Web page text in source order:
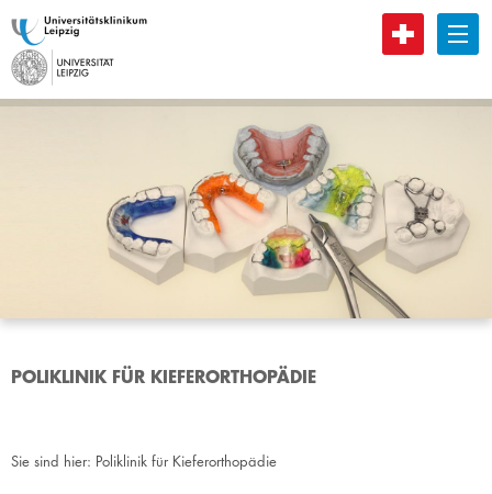
B
POLIKLINIK FÜR KIEFERORTHOPÄDIE
Sie sind hier: Poliklinik für Kieferorthopädie